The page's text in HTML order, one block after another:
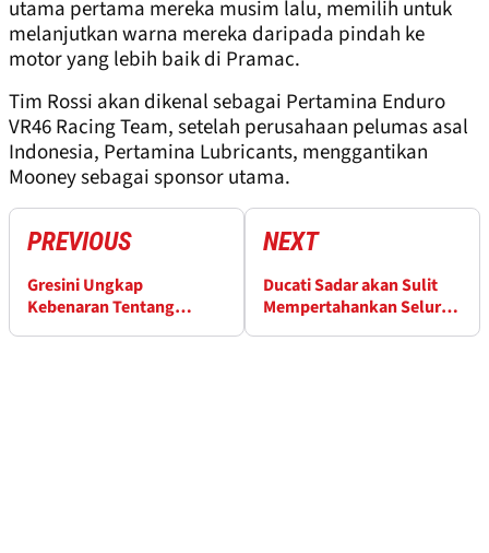
utama pertama mereka musim lalu, memilih untuk
melanjutkan warna mereka daripada pindah ke
motor yang lebih baik di Pramac.
Tim Rossi akan dikenal sebagai Pertamina Enduro
VR46 Racing Team, setelah perusahaan pelumas asal
Indonesia, Pertamina Lubricants, menggantikan
Mooney sebagai sponsor utama.
PREVIOUS
Gresini Ungkap
Kebenaran Tentang
NEXT
Ducati Sadar akan Sulit
Mempertahankan Seluruh